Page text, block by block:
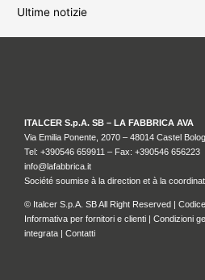
Ultime notizie
ITALCER S.p.A. SB – LA FABBRICA AVA
Via Emilia Ponente, 2070 – 48014 Castel
Tel: +390546 659911 – Fax: +390546 656223
info@lafabbrica.it
Société soumise à la direction et à la
© Italcer S.p.A. SB All Right Reserved |
Informativa per fornitori e clienti | Condizioni
integrata | Contatti